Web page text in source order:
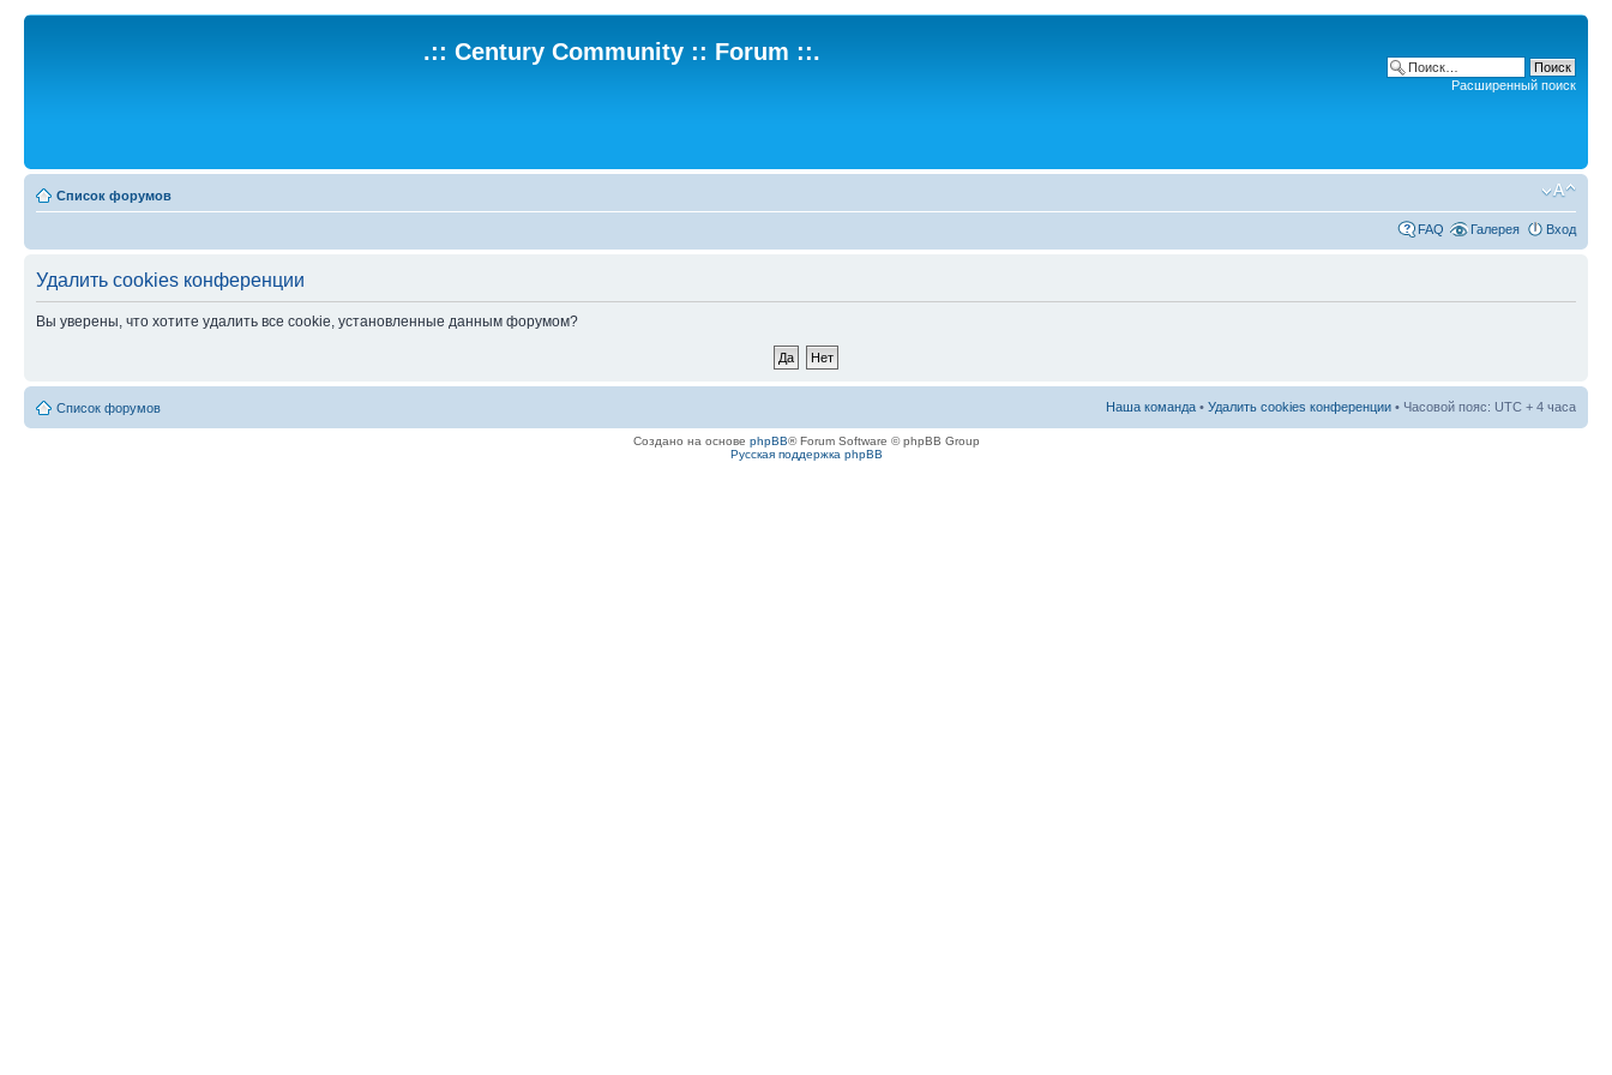
.:: Century Community :: Forum ::.
Расширенный поиск
Список форумов
FAQ Галерея Вход
Удалить cookies конференции
Вы уверены, что хотите удалить все cookie, установленные данным форумом?
Список форумов Наша команда • Удалить cookies конференции • Часовой пояс: UTC + 4 часа
Создано на основе phpBB® Forum Software © phpBB Group
Русская поддержка phpBB